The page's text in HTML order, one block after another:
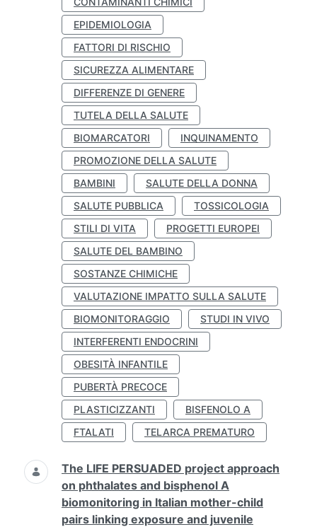
EPIDEMIOLOGIA
FATTORI DI RISCHIO
SICUREZZA ALIMENTARE
DIFFERENZE DI GENERE
TUTELA DELLA SALUTE
BIOMARCATORI
INQUINAMENTO
PROMOZIONE DELLA SALUTE
BAMBINI
SALUTE DELLA DONNA
SALUTE PUBBLICA
TOSSICOLOGIA
STILI DI VITA
PROGETTI EUROPEI
SALUTE DEL BAMBINO
SOSTANZE CHIMICHE
VALUTAZIONE IMPATTO SULLA SALUTE
BIOMONITORAGGIO
STUDI IN VIVO
INTERFERENTI ENDOCRINI
OBESITÀ INFANTILE
PUBERTÀ PRECOCE
PLASTICIZZANTI
BISFENOLO A
FTALATI
TELARCA PREMATURO
The LIFE PERSUADED project approach
on phthalates and bisphenol A
biomonitoring in Italian mother-child
pairs linking exposure and juvenile